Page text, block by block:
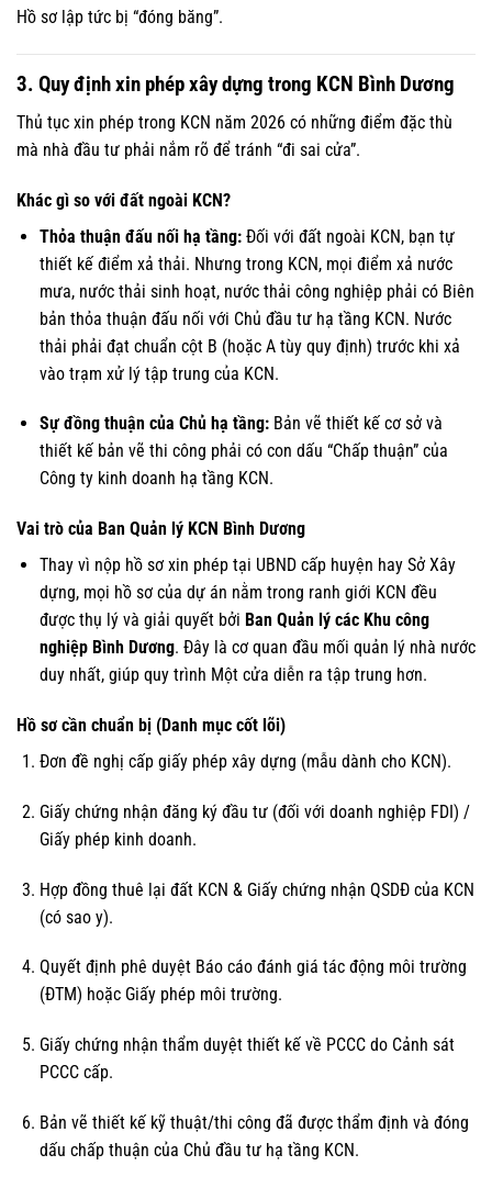
Hồ sơ lập tức bị “đóng băng”.
3. Quy định xin phép xây dựng trong KCN Bình Dương
Thủ tục xin phép trong KCN năm 2026 có những điểm đặc thù
mà nhà đầu tư phải nắm rõ để tránh “đi sai cửa”.
Khác gì so với đất ngoài KCN?
Thỏa thuận đấu nối hạ tầng:Đối với đất ngoài KCN, bạn tự
thiết kế điểm xả thải. Nhưng trong KCN, mọi điểm xả nước
mưa, nước thải sinh hoạt, nước thải công nghiệp phải có Biên
bản thỏa thuận đấu nối với Chủ đầu tư hạ tầng KCN. Nước
thải phải đạt chuẩn cột B (hoặc A tùy quy định) trước khi xả
vào trạm xử lý tập trung của KCN.
Sự đồng thuận của Chủ hạ tầng:Bản vẽ thiết kế cơ sở và
thiết kế bản vẽ thi công phải có con dấu “Chấp thuận” của
Công ty kinh doanh hạ tầng KCN.
Vai trò của Ban Quản lý KCN Bình Dương
Thay vì nộp hồ sơ xin phép tại UBND cấp huyện hay Sở Xây
dựng, mọi hồ sơ của dự án nằm trong ranh giới KCN đều
được thụ lý và giải quyết bởi Ban Quản lý các Khu công
nghiệp Bình Dương. Đây là cơ quan đầu mối quản lý nhà nước
duy nhất, giúp quy trình Một cửa diễn ra tập trung hơn.
Hồ sơ cần chuẩn bị (Danh mục cốt lõi)
Đơn đề nghị cấp giấy phép xây dựng (mẫu dành cho KCN).
Giấy chứng nhận đăng ký đầu tư (đối với doanh nghiệp FDI) /
Giấy phép kinh doanh.
Hợp đồng thuê lại đất KCN & Giấy chứng nhận QSDĐ của KCN
(có sao y).
Quyết định phê duyệt Báo cáo đánh giá tác động môi trường
(ĐTM) hoặc Giấy phép môi trường.
Giấy chứng nhận thẩm duyệt thiết kế về PCCC do Cảnh sát
PCCC cấp.
Bản vẽ thiết kế kỹ thuật/thi công đã được thẩm định và đóng
dấu chấp thuận của Chủ đầu tư hạ tầng KCN.